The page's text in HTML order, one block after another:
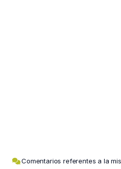
Comentarios referentes a la